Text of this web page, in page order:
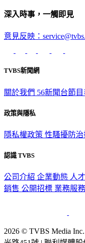
深入時事，一觸即見
意見反映：
TVBS新聞網
關於我們 56新聞台節目
政策與隱私
隱私權政策 性騷擾防
認識 TVBS
公司介紹 企業動態 人
銷售 公開招標 業務服務
2026 © TVBS Media